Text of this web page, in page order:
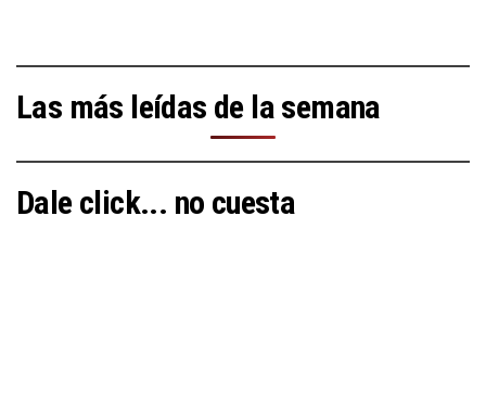
Las más leídas de la semana
Dale click... no cuesta